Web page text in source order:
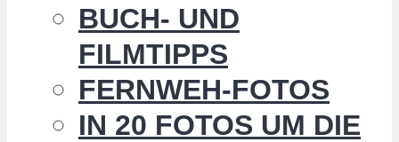
BUCH- UND
FILMTIPPS
FERNWEH-FOTOS
IN 20 FOTOS UM DIE